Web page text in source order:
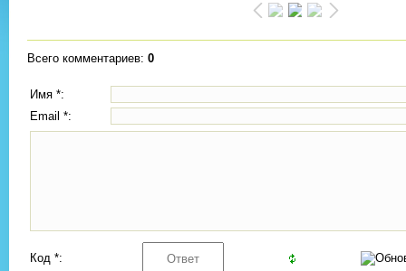
Всего комментариев: 0
Имя *:
Email *:
Код *: